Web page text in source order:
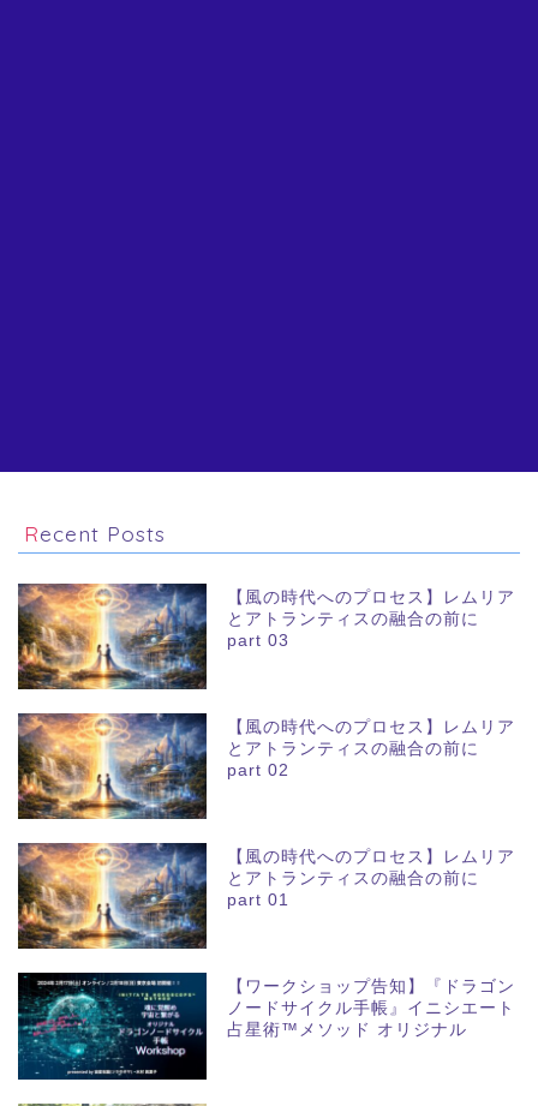
Recent Posts
【風の時代へのプロセス】レムリア
とアトランティスの融合の前に
part 03
【風の時代へのプロセス】レムリア
とアトランティスの融合の前に
part 02
【風の時代へのプロセス】レムリア
とアトランティスの融合の前に
part 01
【ワークショップ告知】『ドラゴン
ノードサイクル手帳』イニシエート
占星術™メソッド オリジナル